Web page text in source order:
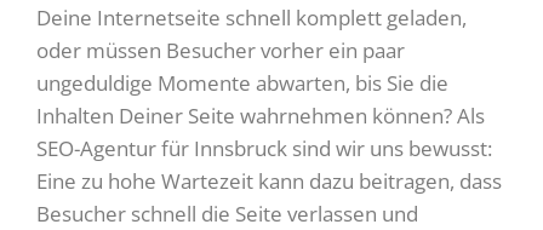
Deine Internetseite schnell komplett geladen,
oder müssen Besucher vorher ein paar
ungeduldige Momente abwarten, bis Sie die
Inhalten Deiner Seite wahrnehmen können? Als
SEO-Agentur für Innsbruck sind wir uns bewusst:
Eine zu hohe Wartezeit kann dazu beitragen, dass
Besucher schnell die Seite verlassen und